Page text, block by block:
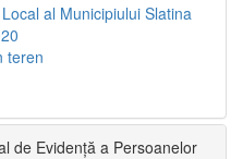
al Municipiului Slatina
teren
de Evidență a Persoanelor